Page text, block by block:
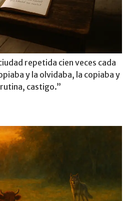
repetida cien veces cada
y la olvidaba, la copiaba y
castigo.”